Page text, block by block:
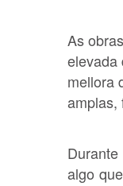
As
elevada
mellora
amplas,
algo